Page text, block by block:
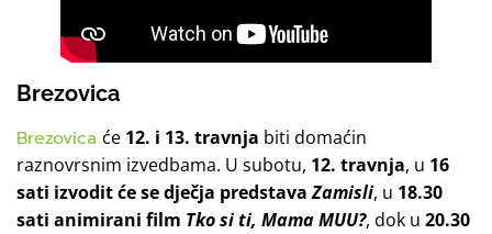
Brezovica
Brezovica će 12. i 13. travnja biti domaćin
raznovrsnim izvedbama. U subotu, 12. travnja, u 16
sati izvodit će se dječja predstavaZamisli, u 18.30
sati animirani film Tko si ti, Mama MUU?, dok u 20.30